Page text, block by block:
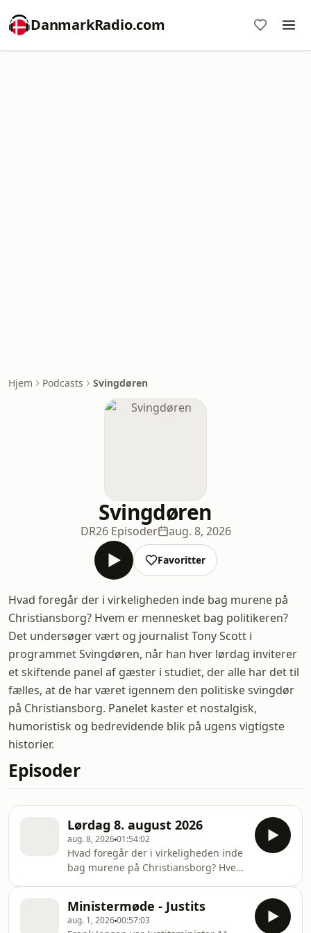
DanmarkRadio.com
Hjem Podcasts Svingdøren
Svingdøren
DR26 Episoder aug. 8, 2026
Favoritter
Hvad foregår der i virkeligheden inde bag murene på
Christiansborg? Hvem er mennesket bag politikeren?
Det undersøger vært og journalist Tony Scott i
programmet Svingdøren, når han hver lørdag inviterer
et skiftende panel af gæster i studiet, der alle har det til
fælles, at de har været igennem den politiske svingdør
på Christiansborg. Panelet kaster et nostalgisk,
humoristisk og bedrevidende blik på ugens vigtigste
historier.
Episoder
Lørdag 8. august 2026
aug. 8, 202601:54:02
Hvad foregår der i virkeligheden inde
bag murene på Christiansborg? Hvem
Scott i programmet Svingdøren, når
han hver lørdag inviterer et skiftende
Ministermøde - Justits
aug. 1, 202600:57:03